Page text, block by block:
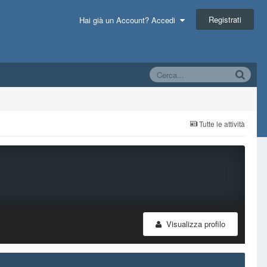
Hai già un Account? Accedi Registrati
Tutte le attività
Visualizza profilo